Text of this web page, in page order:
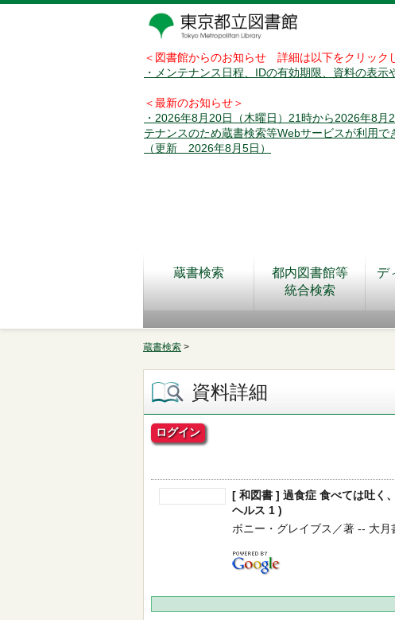
＜図書館からのお知らせ 詳細は以下をクリック
・メンテナンス日程、IDの有効期限、資料の表示
＜最新のお知らせ＞
・2026年8月20日（木曜日）21時から2026年8
テナンスのため蔵書検索等Webサービスが利用で
（更新 2026年8月5日）
蔵書検索
都内図書館等
統合検索
デ
蔵書検索 >
資料詳細
ログイン
[ 和図書 ] 過食症 食べては吐く
ヘルス 1 )
ボニー・グレイブス／著 -- 大